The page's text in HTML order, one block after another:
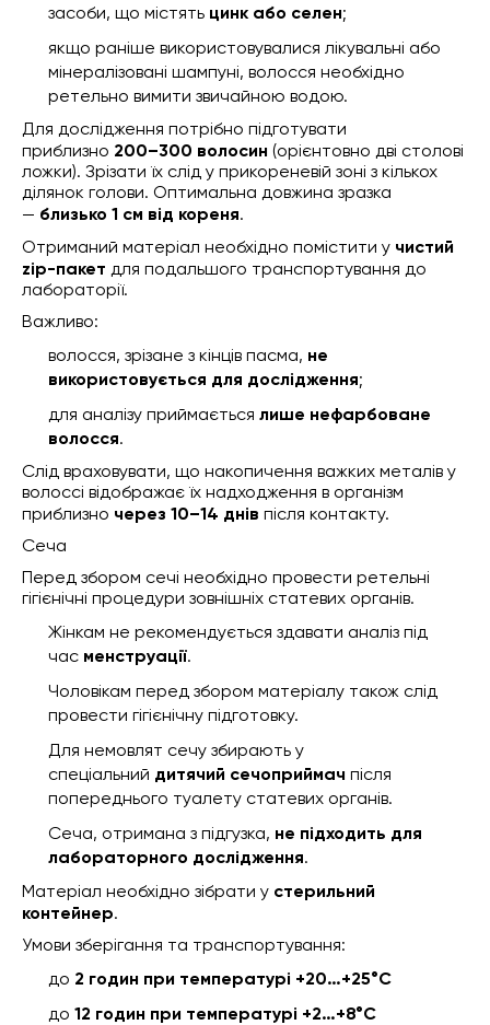
засоби, що містять цинк або селен;
якщо раніше використовувалися лікувальні або
мінералізовані шампуні, волосся необхідно
ретельно вимити звичайною водою.
Для дослідження потрібно підготувати
приблизно 200–300 волосин (орієнтовно дві столові
ложки). Зрізати їх слід у прикореневій зоні з кількох
ділянок голови. Оптимальна довжина зразка
— близько 1 см від кореня.
Отриманий матеріал необхідно помістити у чистий
zip-пакет для подальшого транспортування до
лабораторії.
Важливо:
волосся, зрізане з кінців пасма, не
використовується для дослідження;
для аналізу приймається лише нефарбоване
волосся.
Слід враховувати, що накопичення важких металів у
волоссі відображає їх надходження в організм
приблизно через 10–14 днів після контакту.
Сеча
Перед збором сечі необхідно провести ретельні
гігієнічні процедури зовнішніх статевих органів.
Жінкам не рекомендується здавати аналіз під
час менструації.
Чоловікам перед збором матеріалу також слід
провести гігієнічну підготовку.
Для немовлят сечу збирають у
спеціальний дитячий сечоприймач після
попереднього туалету статевих органів.
Сеча, отримана з підгузка, не підходить для
лабораторного дослідження.
Матеріал необхідно зібрати у стерильний
контейнер.
Умови зберігання та транспортування:
до 2 годин при температурі +20…+25°C
до 12 годин при температурі +2…+8°C